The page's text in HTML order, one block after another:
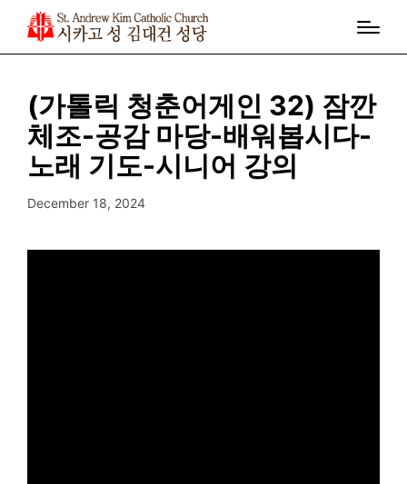
(가톨릭 청춘어게인 32) 잠깐
체조-공감 마당-배워봅시다-
노래 기도-시니어 강의
December 18, 2024